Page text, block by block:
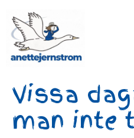
Vissa
man inte